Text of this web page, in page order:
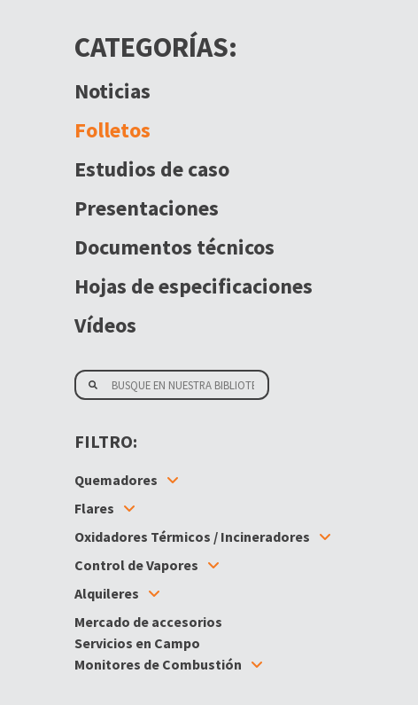
CATEGORÍAS:
Noticias
Folletos
Estudios de caso
Presentaciones
Documentos técnicos
Hojas de especificaciones
Vídeos
FILTRO:
Quemadores
Flares
Oxidadores Térmicos / Incineradores
Control de Vapores
Alquileres
Mercado de accesorios
Servicios en Campo
Monitores de Combustión